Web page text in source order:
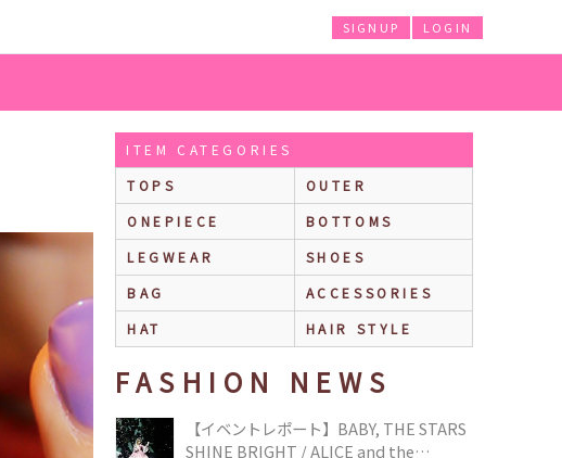
LOGIN
SIGNUP
ITEM CATEGORIES
TOPS
OUTER
ONEPIECE
BOTTOMS
LEGWEAR
SHOES
BAG
ACCESSORIES
HAT
HAIR STYLE
FASHION NEWS
【イベントレポート】BABY, THE STARS
SHINE BRIGHT / ALICE and the